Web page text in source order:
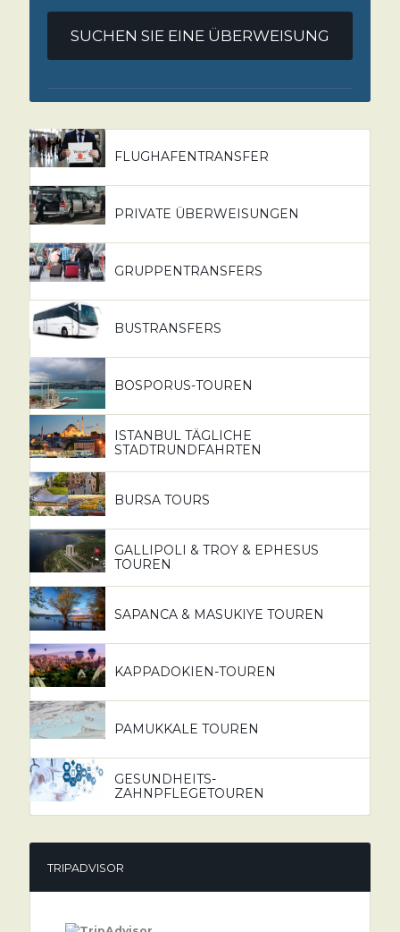
SUCHEN SIE EINE ÜBERWEISUNG
FLUGHAFENTRANSFER
PRIVATE ÜBERWEISUNGEN
GRUPPENTRANSFERS
BUSTRANSFERS
BOSPORUS-TOUREN
ISTANBUL TÄGLICHE
STADTRUNDFAHRTEN
BURSA TOURS
GALLIPOLI & TROY & EPHESUS
TOUREN
SAPANCA & MASUKIYE TOUREN
KAPPADOKIEN-TOUREN
PAMUKKALE TOUREN
GESUNDHEITS-
ZAHNPFLEGETOUREN
TRIPADVISOR